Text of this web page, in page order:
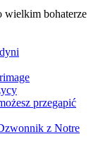
wielkim bohaterze
przegapić
z Notre